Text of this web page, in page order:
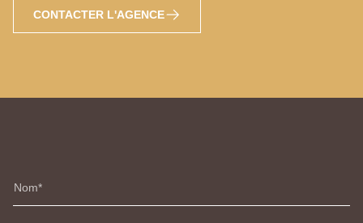
CONTACTER L'AGENCE
Nom